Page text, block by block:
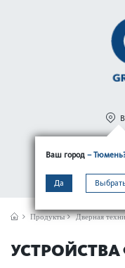
Ваш город –
Да
МЕНЮ
Продукты Дверная